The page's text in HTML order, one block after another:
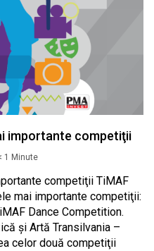
importante competiţii
1 Minute
competiţii TiMAF
mai importante competiţii:
Dance Competition.
şi Artă Transilvania –
celor două competiţii